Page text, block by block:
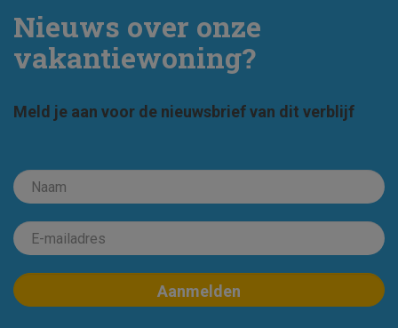
Nieuws over onze
vakantiewoning?
Meld je aan voor de nieuwsbrief van dit verblijf